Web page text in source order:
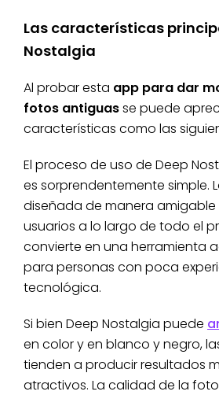
Las características
Nostalgia
Al probar esta app para dar
fotos antiguasse puede
características como las
El proceso de uso de Deep
es sorprendentemente simple.
diseñada de manera amigable
usuarios a lo largo de todo el
convierte en una herramienta
para personas con poca
tecnológica.
Si bien Deep Nostalgia puede
en color y en blanco y negro,
tienden a producir resultados
atractivos. La calidad de la